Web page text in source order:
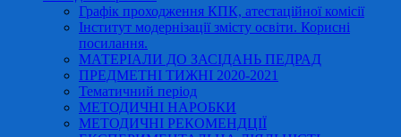
Графік проходження КПК, атестаційної комісії
Інститут модернізації змісту освіти. Корисні
посилання.
МАТЕРІАЛИ ДО ЗАСІДАНЬ ПЕДРАД
ПРЕДМЕТНІ ТИЖНІ 2020-2021
Тематичний період
МЕТОДИЧНІ НАРОБКИ
МЕТОДИЧНІ РЕКОМЕНДЦІЇ